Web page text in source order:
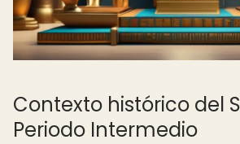
Contexto histórico del
Periodo Intermedio